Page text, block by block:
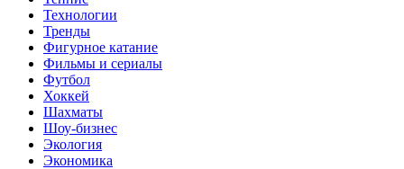
Технологии
Тренды
Фигурное катание
Фильмы и сериалы
Футбол
Хоккей
Шахматы
Шоу-бизнес
Экология
Экономика